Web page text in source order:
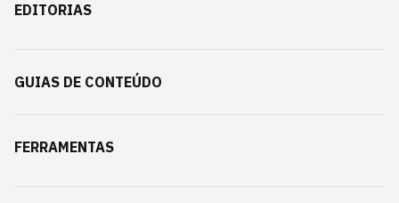
EDITORIAS
GUIAS DE CONTEÚDO
FERRAMENTAS